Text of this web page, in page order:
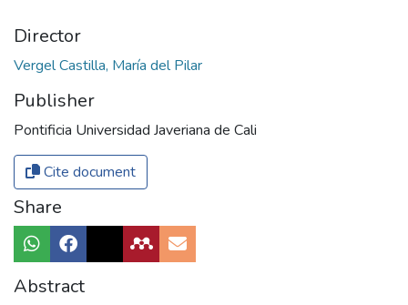
Director
Vergel Castilla, María del Pilar
Publisher
Pontificia Universidad Javeriana de Cali
Cite document
Share
Abstract